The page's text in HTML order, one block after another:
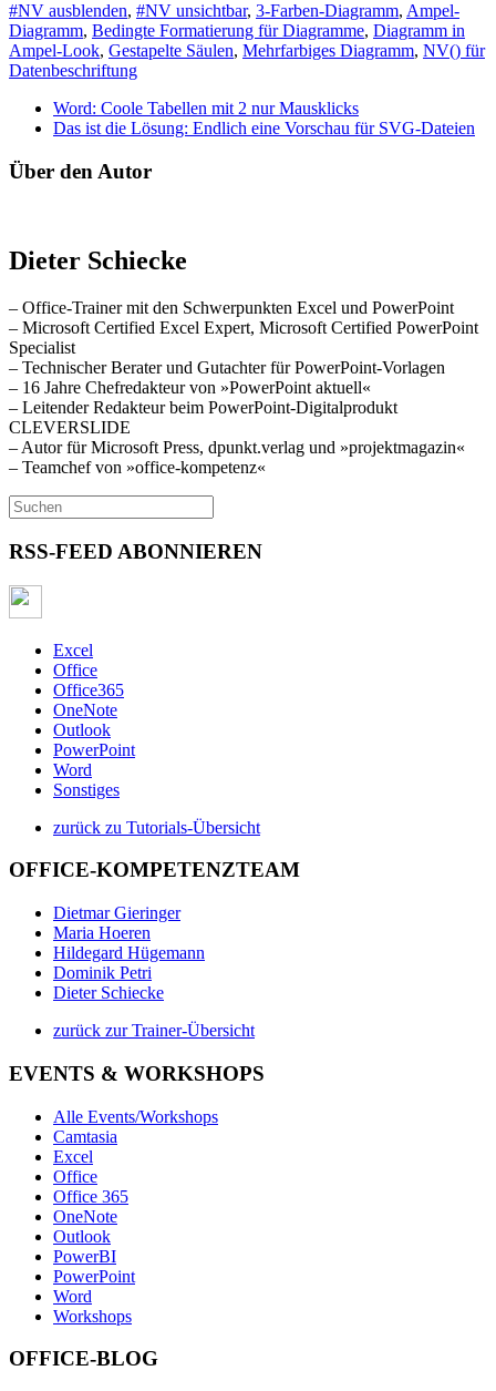
#NV ausblenden, #NV unsichtbar, 3-Farben-Diagramm, Ampel-
Diagramm, Bedingte Formatierung für Diagramme, Diagramm in
Ampel-Look, Gestapelte Säulen, Mehrfarbiges Diagramm, NV() für
Datenbeschriftung
Word: Coole Tabellen mit 2 nur Mausklicks
Das ist die Lösung: Endlich eine Vorschau für SVG-Dateien
Über den Autor
Dieter Schiecke
– Office-Trainer mit den Schwerpunkten Excel und PowerPoint
– Microsoft Certified Excel Expert, Microsoft Certified PowerPoint
Specialist
– Technischer Berater und Gutachter für PowerPoint-Vorlagen
– 16 Jahre Chefredakteur von »PowerPoint aktuell«
– Leitender Redakteur beim PowerPoint-Digitalprodukt
CLEVERSLIDE
– Autor für Microsoft Press, dpunkt.verlag und »projektmagazin«
– Teamchef von »office-kompetenz«
RSS-FEED ABONNIEREN
Excel
Office
Office365
OneNote
Outlook
PowerPoint
Word
Sonstiges
zurück zu Tutorials-Übersicht
OFFICE-KOMPETENZTEAM
Dietmar Gieringer
Maria Hoeren
Hildegard Hügemann
Dominik Petri
Dieter Schiecke
zurück zur Trainer-Übersicht
EVENTS & WORKSHOPS
Alle Events/Workshops
Camtasia
Excel
Office
Office 365
OneNote
Outlook
PowerBI
PowerPoint
Word
Workshops
OFFICE-BLOG